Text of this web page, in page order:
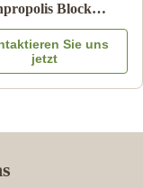
Naturreines
Sie uns
jetzt